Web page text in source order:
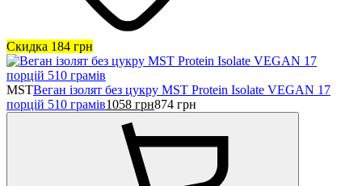
Скидка 184 грн
MSTВеган ізолят без цукру MST Protein Isolate VEGAN 17
порцій 510 грамів1058 грн874 грн